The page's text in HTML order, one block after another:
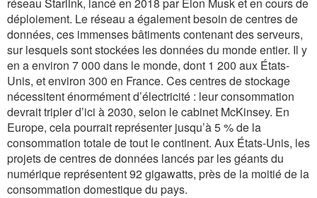
déploiement. Le réseau a également besoin de centres de
données, ces immenses bâtiments contenant des serveurs,
sur lesquels sont stockées les données du monde entier. Il y
en a environ 7 000 dans le monde, dont 1 200 aux États-
Unis, et environ 300 en France. Ces centres de stockage
nécessitent énormément d’électricité : leur consommation
devrait tripler d’ici à 2030, selon le cabinet McKinsey. En
Europe, cela pourrait représenter jusqu’à 5 % de la
consommation totale de tout le continent. Aux États-Unis, les
projets de centres de données lancés par les géants du
numérique représentent 92 gigawatts, près de la moitié de la
consommation domestique du pays.